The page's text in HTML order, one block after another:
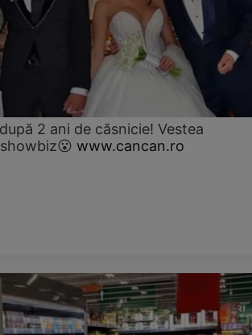
2 ani de căsnicie! Vestea
www.cancan.ro